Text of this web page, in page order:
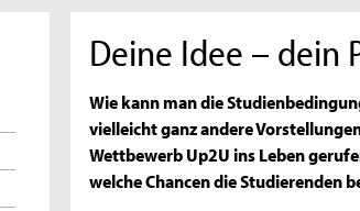
Deine Idee – dein
Wie kann man die
vielleicht ganz andere
Wettbewerb Up2U ins Leben
welche Chancen die Studierenden